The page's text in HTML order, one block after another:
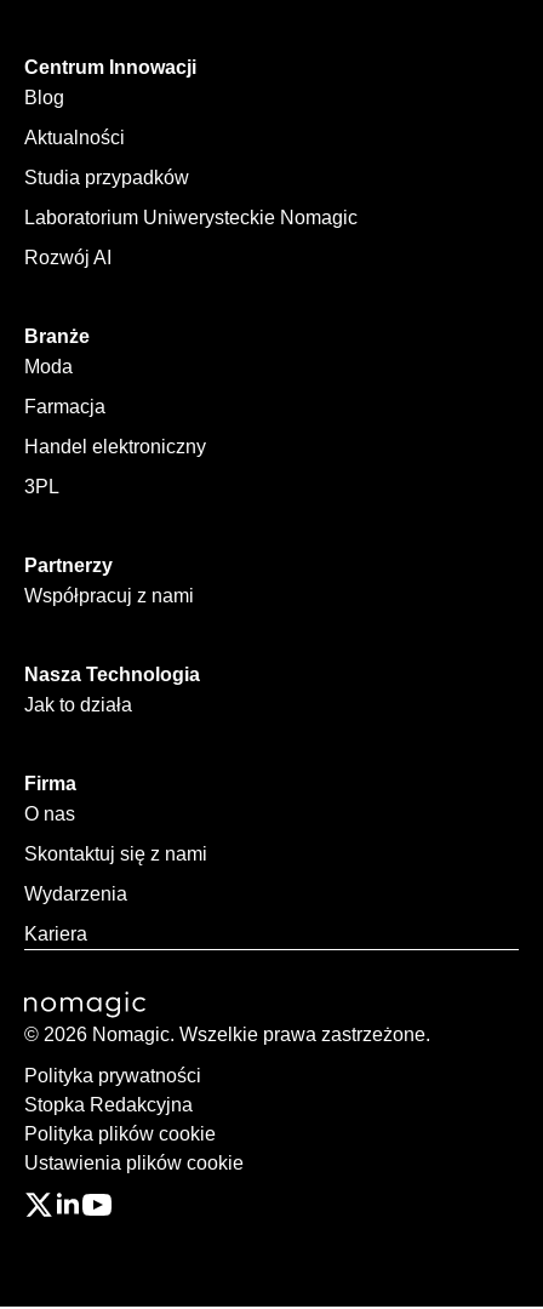
Centrum Innowacji
Blog
Aktualności
Studia przypadków
Laboratorium Uniwerysteckie Nomagic
Rozwój AI
Branże
Moda
Farmacja
Handel elektroniczny
3PL
Partnerzy
Współpracuj z nami
Nasza Technologia
Jak to działa
Firma
O nas
Skontaktuj się z nami
Wydarzenia
Kariera
© 2026 Nomagic. Wszelkie prawa zastrzeżone.
Polityka prywatności
Stopka Redakcyjna
Polityka plików cookie
Ustawienia plików cookie